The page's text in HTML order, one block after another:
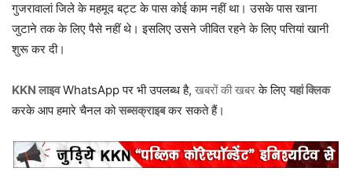
गुजरावालां जिले के महमूद बट्ट के पास कोई काम नहीं था। उसके पास खाना
जुटाने तक के लिए पैसे नहीं थे। इसलिए उसने जीवित रहने के लिए पत्तियां खानी
शुरू कर दी।
KKN लाइवWhatsApp पर भी उपलब्ध है, खबरों की खबरके लिए यहां क्लिक
करके आप हमारे चैनल कोसब्सक्राइबकर सकते हैं।